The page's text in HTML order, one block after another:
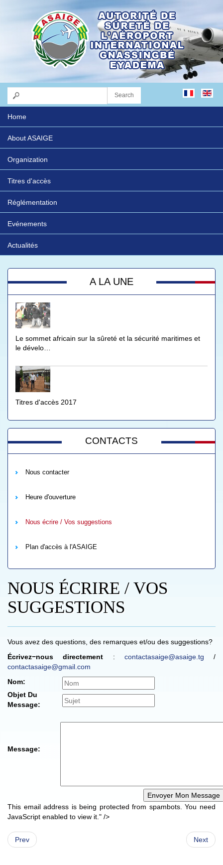
Home
About ASAIGE
Organization
Titres d'accès
Réglémentation
Evénements
Actualités
A LA UNE
Le sommet africain sur la sûreté et la sécurité maritimes et
le dévelo…
Titres d'accès 2017
CONTACTS
Nous contacter
Heure d'ouverture
Nous écrire / Vos suggestions
Plan d'accès à l'ASAIGE
NOUS ÉCRIRE / VOS
SUGGESTIONS
Vous avez des questions, des remarques et/ou des suggestions?
Écrivez−nous directement : contactasaige@asaige.tg /
contactasaige@gmail.com
Nom:
Objet Du
Message:
Message:
This email address is being protected from spambots. You need
JavaScript enabled to view it. " />
Prev Next